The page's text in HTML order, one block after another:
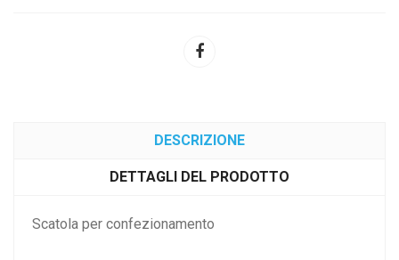
DESCRIZIONE
DETTAGLI DEL PRODOTTO
Scatola per confezionamento